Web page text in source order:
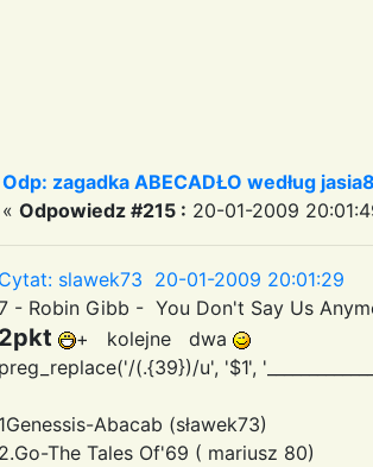
Odp: zagadka ABECADŁO według
« Odpowiedz #215 : 20-01-2009
Cytat: slawek73 20-01-2009 20:01:29
- Robin Gibb - You Don't Say Us
2pkt
+ kolejne dwa
preg_replace('/(.{39})/u', '$1',
1Genessis-Abacab (sławek73)
2.Go-The Tales Of'69 ( mariusz 80)